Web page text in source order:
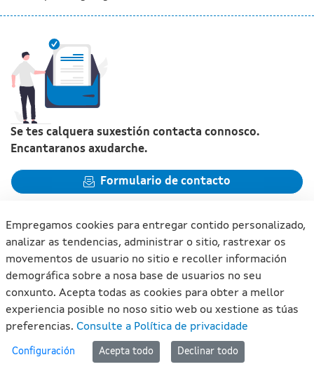
Se tes calquera suxestión contacta connosco.
Encantaranos axudarche.
Formulario de contacto
Xunta de Galicia. Información mantida e publicada na internet
pola Xunta de Galicia
Atención á cidadanía
Accesibilidade
Empregamos cookies para entregar contido personalizado,
analizar as tendencias, administrar o sitio, rastrexar os
movementos de usuario no sitio e recoller información
demográfica sobre a nosa base de usuarios no seu
conxunto. Acepta todas as cookies para obter a mellor
experiencia posible no noso sitio web ou xestione as túas
preferencias. Consulte a Política de privacidade
Configuración Acepta todo Declinar todo